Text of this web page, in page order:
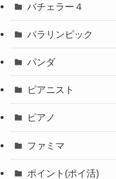
バチェラー４
パラリンピック
パンダ
ピアニスト
ピアノ
ファミマ
ポイント(ポイ活)